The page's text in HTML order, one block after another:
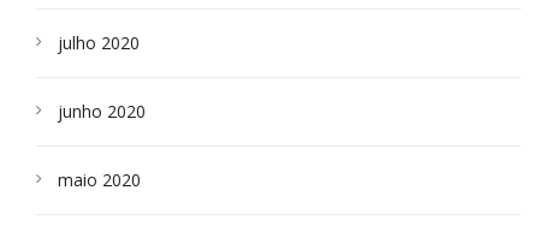
julho 2020
junho 2020
maio 2020